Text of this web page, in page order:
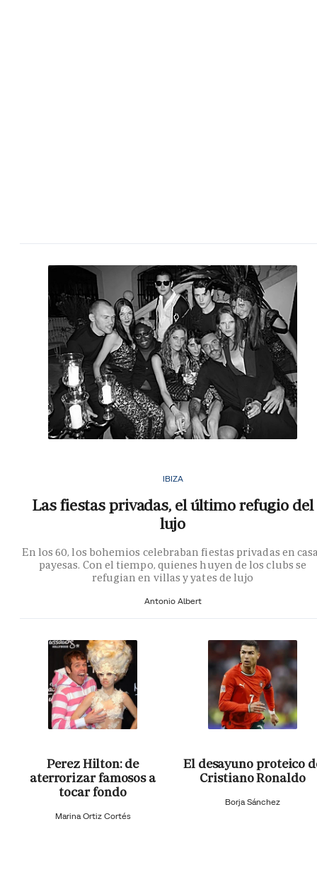
IBIZA
Las fiestas privadas, el último refugio del
lujo
En los 60, los bohemios celebraban fiestas privadas en
payesas. Con el tiempo, quienes huyen de los clubs se
refugian en villas y yates de lujo
Antonio Albert
Perez Hilton: de
aterrorizar famosos a
tocar fondo
Marina Ortiz Cortés
El desayuno proteico
Cristiano Ronaldo
Borja Sánchez